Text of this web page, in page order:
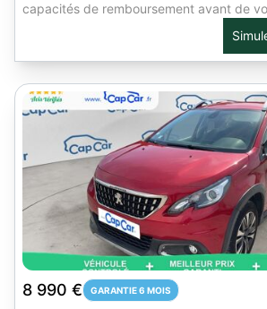
capacités de remboursement avant de
8 990 € GARANTIE 6 MOIS